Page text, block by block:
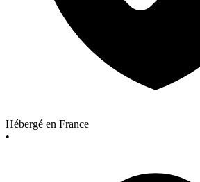
Hébergé en France
•